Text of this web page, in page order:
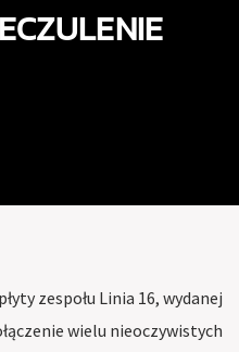
zespołu Linia 16, wydanej
wielu nieoczywistych